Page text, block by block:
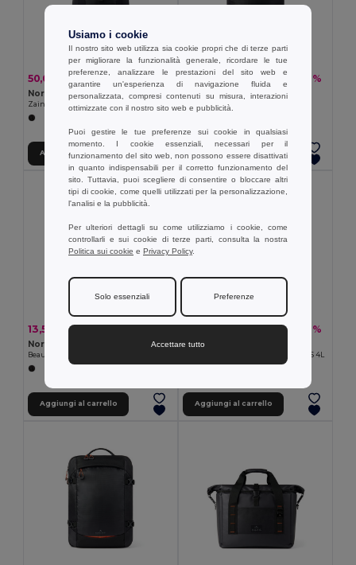
50,01 € 69,35 € -28%
Nordic Drift ND200.01
Zaino Nordic Drift Trail da 24L RCS
Aggiungi al carrello
25,01 € -28%
Nordic Drift ND200.02
Zaino Nordic Drift Trail RCS 16L
Aggiungi al carrello
13,53 € 17,32 €
Nordic Drift ND200.03
Beauty case Nordic Drift Trail RCS 3L
Aggiungi al carrello
14,42 € -22%
Nordic Drift ND200.04
Borsa a tracolla Nordic Drift Trail RCS 4L
Aggiungi al carrello
Usiamo i cookie
Il nostro sito web utilizza sia cookie propri che di terze parti
per migliorare la funzionalità generale, ricordare le tue
preferenze, analizzare le prestazioni del sito web e
garantire un'esperienza di navigazione fluida e
personalizzata, compresi contenuti su misura, interazioni
ottimizzate con il nostro sito web e pubblicità.
Puoi gestire le tue preferenze sui cookie in qualsiasi
momento. I cookie essenziali, necessari per il
funzionamento del sito web, non possono essere disattivati
in quanto indispensabili per il corretto funzionamento del
sito. Tuttavia, puoi scegliere di consentire o bloccare altri
tipi di cookie, come quelli utilizzati per la personalizzazione,
l'analisi e la pubblicità.
Per ulteriori dettagli su come utilizziamo i cookie, come
controllarli e sui cookie di terze parti, consulta la nostra
Politica sui cookie e Privacy Policy.
Solo essenziali Preferenze
Accettare tutto